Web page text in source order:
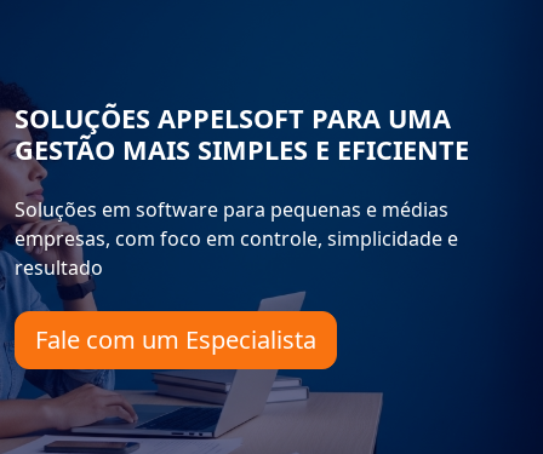
SOLUÇÕES APPELSOFT PARA UMA
GESTÃO MAIS SIMPLES E EFICIENTE
Soluções em software para pequenas e médias
empresas, com foco em controle, simplicidade e
resultado
Fale com um Especialista